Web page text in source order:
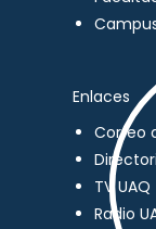
Enlaces
Correo
TV UAQ
Radio